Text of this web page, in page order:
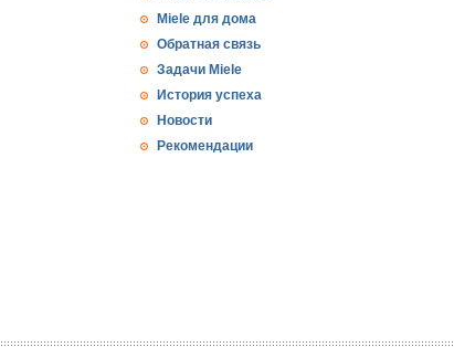
Miele для дома
Обратная связь
Задачи Miele
История успеха
Новости
Рекомендации